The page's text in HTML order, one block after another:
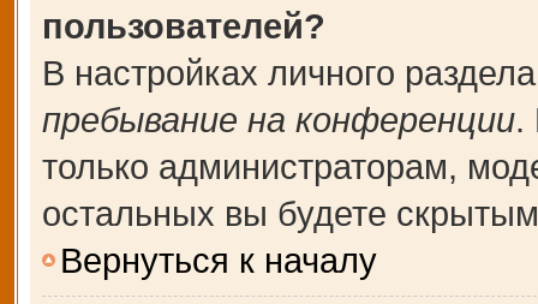
пользователей?
В настройках личного
пребывание на конференции.
только администраторам,
остальных вы будете
Вернуться к началу